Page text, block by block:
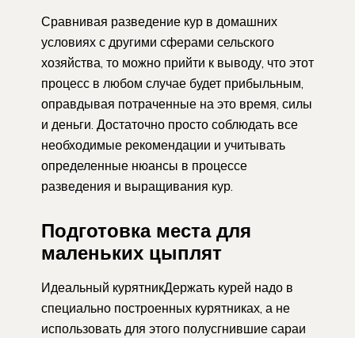
Сравнивая разведение кур в домашних
условиях с другими сферами сельского
хозяйства, то можно прийти к выводу, что этот
процесс в любом случае будет прибыльным,
оправдывая потраченные на это время, силы
и деньги. Достаточно просто соблюдать все
необходимые рекомендации и учитывать
определенные нюансы в процессе
разведения и выращивания кур.
Подготовка места для
маленьких цыплят
Идеальный курятникДержать курей надо в
специально построенных курятниках, а не
использовать для этого полусгнившие сараи